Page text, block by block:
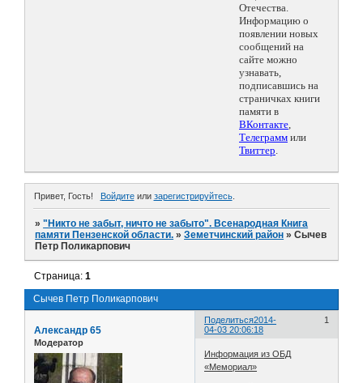
Отечества.
Информацию о
появлении новых
сообщений на
сайте можно
узнавать,
подписавшись на
страничках книги
памяти в
ВКонтакте,
Телеграмм или
Твиттер.
Привет, Гость! Войдитеили зарегистрируйтесь.
»"Никто не забыт, ничто не забыто". Всенародная Книга
памяти Пензенской области. »Земетчинский район »Сычев
Петр Поликарпович
Сычев Петр Поликарпович
Страница:1
Поделиться 1
2014-
04-03 20:06:18
Александр 65
Модератор
Информация из ОБД
«Мемориал»